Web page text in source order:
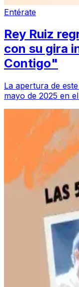
Entérate
Rey Ruiz
con su gira
Contigo"
La apertura de
mayo de 2025 en